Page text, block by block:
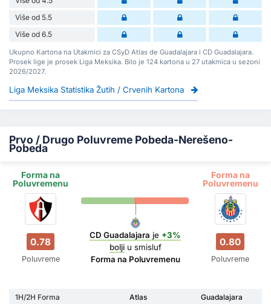
Više od 5.5
Više od 6.5
Ukupno Kartona na Utakmici za CSyD Atlas de Guadalajara i CD Guadalajara.
Prosek lige je prosek Liga Meksika. Bilo je 124 kartona u 27 utakmica u sezoni
2026/2027.
Liga Meksika Statistika Žutih / Crvenih Kartona
Prvo / Drugo Poluvreme Pobeda-Nerešeno-
Pobeda
Forma na
Poluvremenu
Forma na
Poluvremenu
0.78
Poluvreme
CD Guadalajara je +3%
boljiu smisluf
Forma na Poluvremenu
0.80
Poluvreme
1H/2H Forma Atlas
Guadalajara